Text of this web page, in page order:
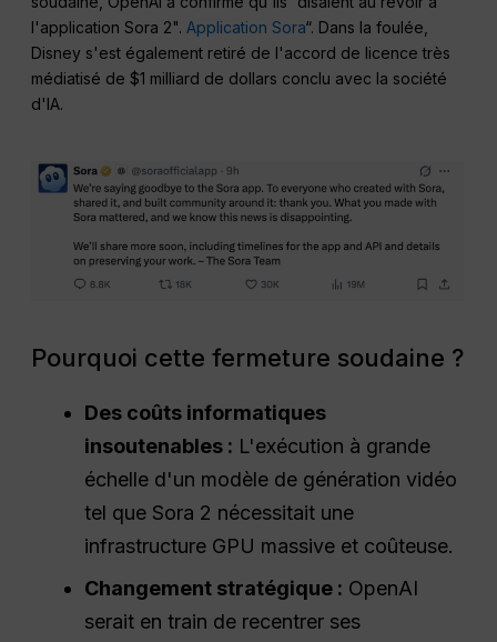
l'application Sora 2".Application Sora“. Dans la foulée,
Disney s'est également retiré de l'accord de licence très
médiatisé de $1 milliard de dollars conclu avec la société
d'IA.
Pourquoi cette fermeture soudaine ?
Des coûts informatiques
insoutenables : L'exécution à grande
échelle d'un modèle de génération vidéo
tel que Sora 2 nécessitait une
infrastructure GPU massive et coûteuse.
Changement stratégique : OpenAI
serait en train de recentrer ses